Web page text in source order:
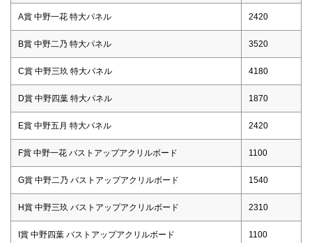
A賞 中野一花 特大パネル 2420
B賞 中野二乃 特大パネル 3520
C賞 中野三玖 特大パネル 4180
D賞 中野四葉 特大パネル 1870
E賞 中野五月 特大パネル 2420
F賞 中野一花 バストアップアクリルボード 1100
G賞 中野二乃 バストアップアクリルボード 1540
H賞 中野三玖 バストアップアクリルボード 2310
I賞 中野四葉 バストアップアクリルボード 1100